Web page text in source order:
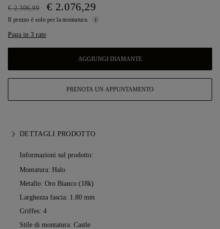
€ 2.306,99 € 2.076,29
Il prezzo è solo per la montatura.
Paga in 3 rate
AGGIUNGI DIAMANTE
PRENOTA UN APPUNTAMENTO
DETTAGLI PRODOTTO
Informazioni sul prodotto:
Montatura: Halo
Metallo: Oro Bianco (18k)
Larghezza fascia: 1.80 mm
Griffes: 4
Stile di montatura: Castle